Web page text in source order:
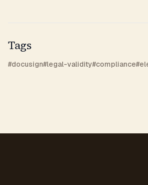
Tags
#docusign#legal-validity#compliance#